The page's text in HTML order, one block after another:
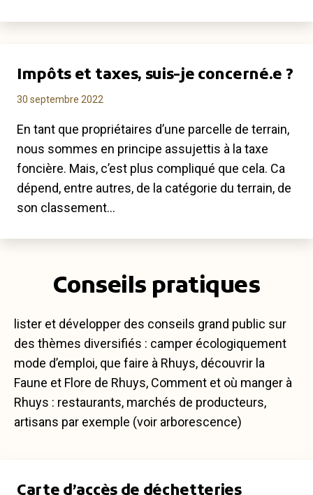
Impôts et taxes, suis-je concerné.e ?
30 septembre 2022
En tant que propriétaires d’une parcelle de terrain,
nous sommes en principe assujettis à la taxe
foncière. Mais, c’est plus compliqué que cela. Ca
dépend, entre autres, de la catégorie du terrain, de
son classement…
Conseils pratiques
lister et développer des conseils grand public sur
des thèmes diversifiés : camper écologiquement
mode d’emploi, que faire à Rhuys, découvrir la
Faune et Flore de Rhuys, Comment et où manger à
Rhuys : restaurants, marchés de producteurs,
artisans par exemple (voir arborescence)